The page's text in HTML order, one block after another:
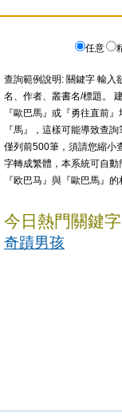
任意
查詢範例說明: 關鍵字 輸入
名、作者、叢書名/標題。
『歐巴馬』或『勇往直前
『馬』，這樣可能導致查
僅列前500筆，須請您縮小
字轉成繁體，本系統可自
『欧巴马』與『歐巴馬』
今日熱門關鍵字
奇蹟男孩